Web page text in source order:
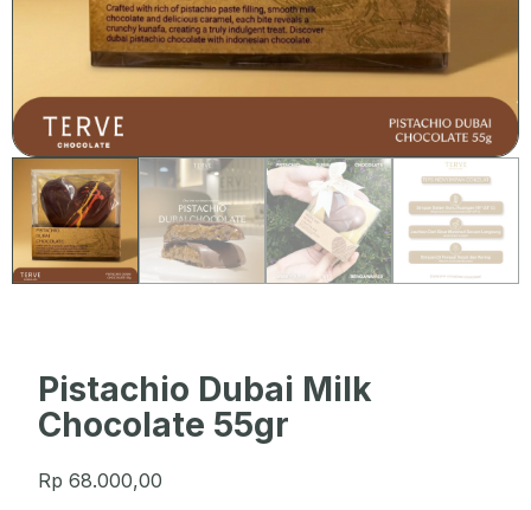
Pistachio Dubai Milk
Chocolate 55gr
Rp 68.000,00